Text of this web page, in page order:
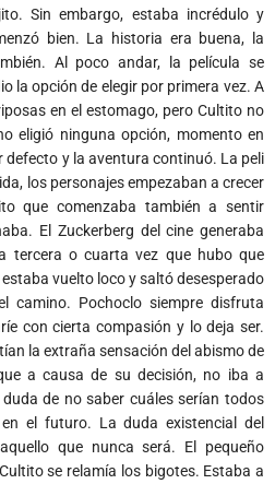
Sin embargo, estaba incrédulo y
bien. La historia era buena, la
Al poco andar, la película se
la opción de elegir por primera vez. A
en el estomago, pero Cultito no
eligió ninguna opción, momento en
defecto y la aventura continuó. La peli
los personajes empezaban a crecer
que comenzaba también a sentir
El Zuckerberg del cine generaba
tercera o cuarta vez que hubo que
vuelto loco y saltó desesperado
camino. Pochoclo siempre disfruta
con cierta compasión y lo deja ser.
la extraña sensación del abismo de
a causa de su decisión, no iba a
de no saber cuáles serían todos
el futuro. La duda existencial del
que nunca será. El pequeño
se relamía los bigotes. Estaba a